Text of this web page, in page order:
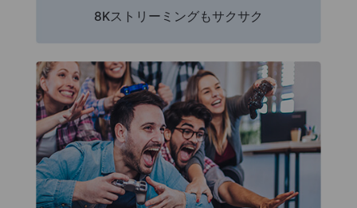
8Kストリーミングもサクサク